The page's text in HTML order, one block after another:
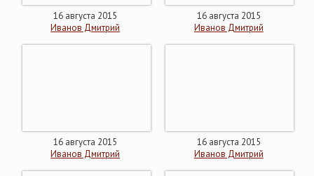
16 августа 2015
Иванов Дмитрий
16 августа 2015
Иванов Дмитрий
16 августа 2015
Иванов Дмитрий
16 августа 2015
Иванов Дмитрий